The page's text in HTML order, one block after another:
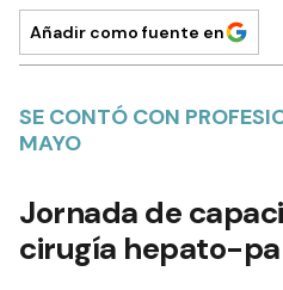
Añadir como fuente en
SE CONTÓ CON
MAYO
Jornada de
cirugía hepato-